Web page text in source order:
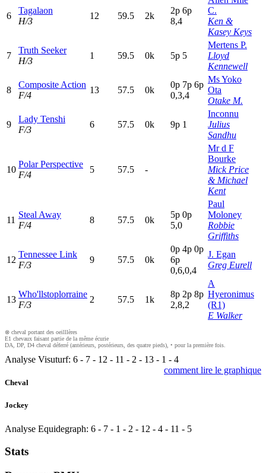
6
Tagalaon
H/3
12 59.5 2k
2p 6p
8,4
C.
Ken &
Kasey Keys
7
Truth Seeker
H/3
1 59.5 0k 5p 5
Mertens P.
Lloyd
Kennewell
8
Composite Action
F/4
13 57.5 0k
0p 7p 6p
0,3,4
Ms Yoko
Ota
Otake M.
9
Lady Tenshi
F/3
6 57.5 0k 9p 1
Inconnu
Julius
Sandhu
10
Polar Perspective
F/4
5 57.5 -
Mr d F
Bourke
Mick Price
& Michael
Kent
11
Steal Away
F/4
8 57.5 0k
5p 0p
5,0
Paul
Moloney
Robbie
Griffiths
12
Tennessee Link
F/3
9 57.5 0k
0p 4p 0p
6p
0,6,0,4
J. Egan
Greg Eurell
13
Who'llstoplorraine
F/3
2 57.5 1k
8p 2p 8p
2,8,2
A
Hyeronimus
(R1)
E Walker
⊗ cheval portant des oeilllères
E1 chevaux faisant partie de la même écurie
DA, DP, D4 cheval déferré (antérieurs, postérieurs, des quatre pieds), • pour la première fois.
Analyse Visuturf: 6 - 7 - 12 - 11 - 2 - 13 - 1 - 4
comment lire le graphique
Cheval
Jockey
Analyse Equidegraph: 6 - 7 - 1 - 2 - 12 - 4 - 11 - 5
Stats